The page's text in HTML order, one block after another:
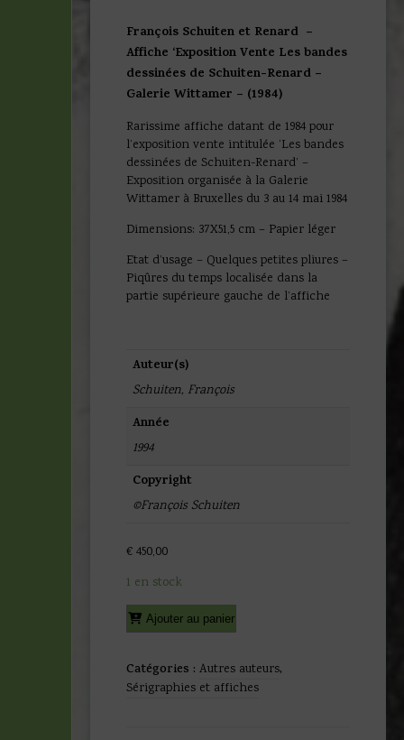
François Schuiten et Renard –
Affiche ‘Exposition Vente Les bandes
dessinées de Schuiten-Renard –
Galerie Wittamer – (1984)
Rarissime affiche datant de 1984 pour
l’exposition vente intitulée ‘Les bandes
dessinées de Schuiten-Renard’ –
Exposition organisée à la Galerie
Wittamer à Bruxelles du 3 au 14 mai 1984
Dimensions: 37X51,5 cm – Papier léger
Etat d’usage – Quelques petites pliures –
Piqûres du temps localisée dans la
partie supérieure gauche de l’affiche
Auteur(s)
Schuiten, François
Année
1994
Copyright
©François Schuiten
€ 450,00
1 en stock
quantité
de
et
Renard
Ajouter au panier
Catégories : Autres auteurs,
Sérigraphies et affiches